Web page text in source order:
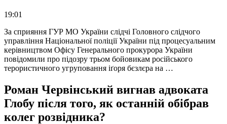
19:01
За сприяння ГУР МО України слідчі Головного слідчого
управління Національної поліції України під процесуальним
керівництвом Офісу Генерального прокурора України
повідомили про підозру трьом бойовикам російського
терористичного угруповання іґоря бєзлєра на …
Роман Червінський вигнав адвоката
Глобу після того, як останній обібрав
колег розвідника?